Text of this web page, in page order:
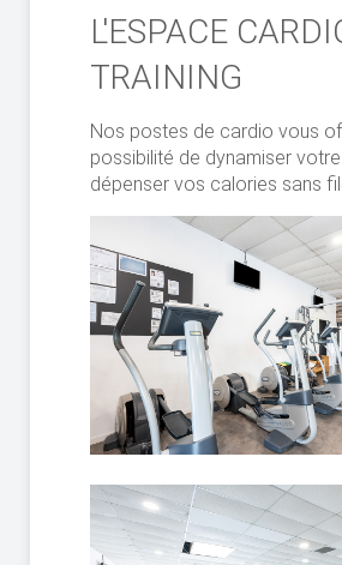
L'ESPACE
TRAINING
Nos postes de cardio vous
possibilité de dynamiser
dépenser vos calories sans